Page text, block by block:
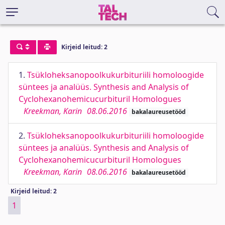
Kirjeid leitud: 2
1. Tsükloheksanopoolkukurbituriili homoloogide
süntees ja analüüs. Synthesis and Analysis of
Cyclohexanohemicucurbituril Homologues
Kreekman, Karin 08.06.2016 bakalaureusetööd
2. Tsükloheksanopoolkukurbituriili homoloogide
süntees ja analüüs. Synthesis and Analysis of
Cyclohexanohemicucurbituril Homologues
Kreekman, Karin 08.06.2016 bakalaureusetööd
Kirjeid leitud: 2
1